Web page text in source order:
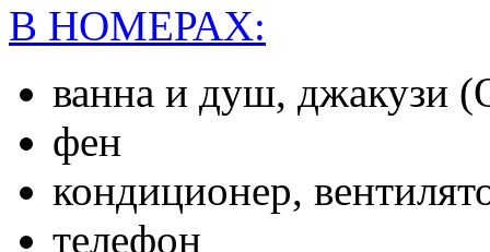
В НОМЕРАХ:
ван­на и душ, джа­кузи
фен
кон­ди­ци­онер,
те­лефон